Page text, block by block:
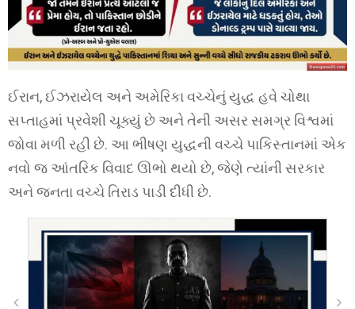
ઈરાન, ઈઝરાયેલ અને અમેરિકા વચ્ચેનું યુદ્ધ હવે ચોથા
સપ્તાહમાં પ્રવેશી ચૂક્યું છે અને તેની અસર સમગ્ર વિશ્વમાં
જોવા મળી રહી છે. આ ભીષણ યુદ્ધની વચ્ચે પાકિસ્તાનમાં એક
નવો જ આંતરિક વિવાદ ઊભો થયો છે, જેણે ત્યાંની સરકાર
અને જનતા વચ્ચે તિરાડ પાડી દીધી છે.